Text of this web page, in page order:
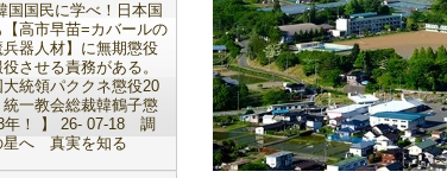
国国民に学べ！日本国
【高市早苗=カバールの
兵器人材】に無期懲役
させる責務がある。
大統領パククネ懲役20
統一教会総裁韓鶴子懲
年！ 】 26- 07-18 調
星へ 真実を知る